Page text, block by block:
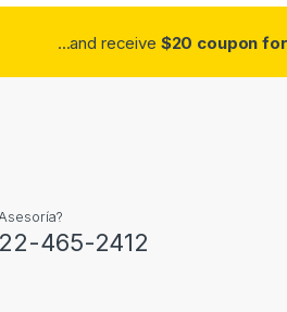
...and receive $20 coupon
465-2412